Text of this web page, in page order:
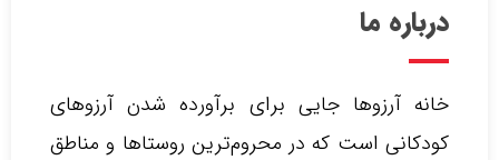
درباره ما
خانه آرزوها جایی برای برآورده شدن آرزوهای
کودکانی است که در محروم‌ترین روستاها و مناطق